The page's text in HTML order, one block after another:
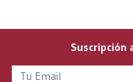
Suscripción